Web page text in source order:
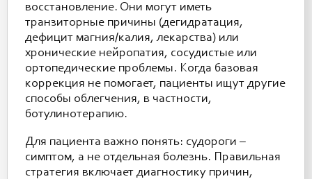
восстановление. Они могут иметь
транзиторные причины (дегидратация,
дефицит магния/калия, лекарства) или
хронические нейропатия, сосудистые или
ортопедические проблемы. Когда базовая
коррекция не помогает, пациенты ищут другие
способы облегчения, в частности,
ботулинотерапию.
Для пациента важно понять: судороги –
симптом, а не отдельная болезнь. Правильная
стратегия включает диагностику причин,